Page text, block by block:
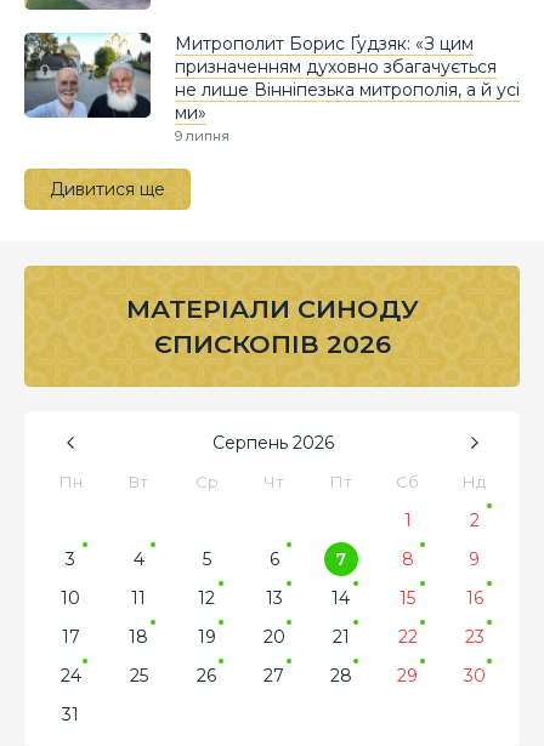
Митрополит Борис Ґудзяк: «З цим
призначенням духовно збагачується
не лише Вінніпезька митрополія, а й усі
ми»
9 липня
Дивитися ще
МАТЕРІАЛИ СИНОДУ
ЄПИСКОПІВ 2026
Серпень 2026
Пн Вт Ср Чт Пт Сб Нд
1
2
3
4 5 6 7 8
9
10
11 12 13 14 15
16
17
18 19 20 21 22
23
24
25 26 27 28 29
30
31